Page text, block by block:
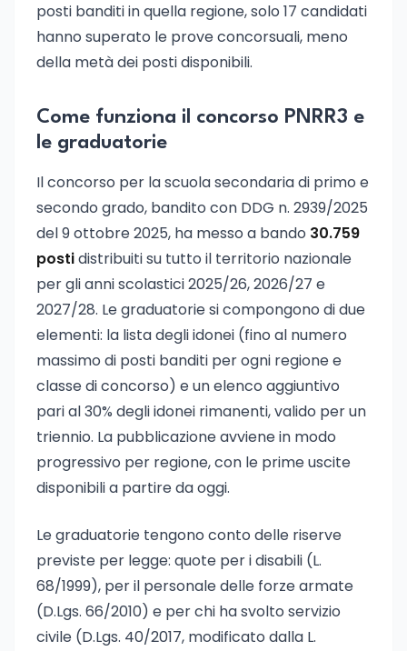
posti banditi in quella regione, solo 17 candidati
hanno superato le prove concorsuali, meno
della metà dei posti disponibili.
Come funziona il concorso PNRR3 e
le graduatorie
Il concorso per la scuola secondaria di primo e
secondo grado, bandito con DDG n. 2939/2025
del 9 ottobre 2025, ha messo a bando 30.759
postidistribuiti su tutto il territorio nazionale
per gli anni scolastici 2025/26, 2026/27 e
2027/28. Le graduatorie si compongono di due
elementi: la lista degli idonei (fino al numero
massimo di posti banditi per ogni regione e
classe di concorso) e un elenco aggiuntivo
pari al 30% degli idonei rimanenti, valido per un
triennio. La pubblicazione avviene in modo
progressivo per regione, con le prime uscite
disponibili a partire da oggi.
Le graduatorie tengono conto delle riserve
previste per legge: quote per i disabili (L.
68/1999), per il personale delle forze armate
(D.Lgs. 66/2010) e per chi ha svolto servizio
civile (D.Lgs. 40/2017, modificato dalla L.